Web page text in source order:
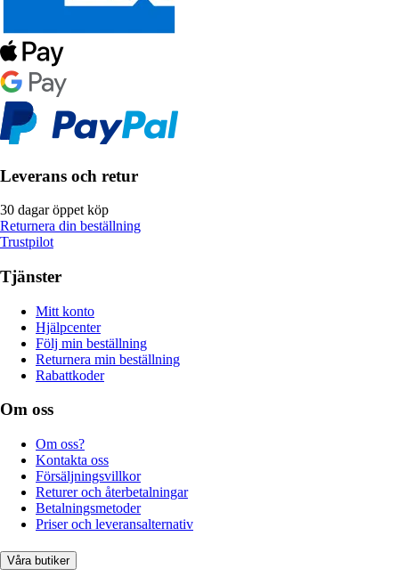
Leverans och retur
30 dagar öppet köp
Returnera din beställning
Trustpilot
Tjänster
Mitt konto
Hjälpcenter
Följ min beställning
Returnera min beställning
Rabattkoder
Om oss
Om oss?
Kontakta oss
Försäljningsvillkor
Returer och återbetalningar
Betalningsmetoder
Priser och leveransalternativ
Våra butiker